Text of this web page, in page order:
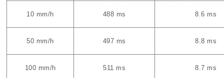
10 mm/h 488 ms 8.6 ms
50 mm/h 497 ms 8.8 ms
100 mm/h 511 ms 8.7 ms